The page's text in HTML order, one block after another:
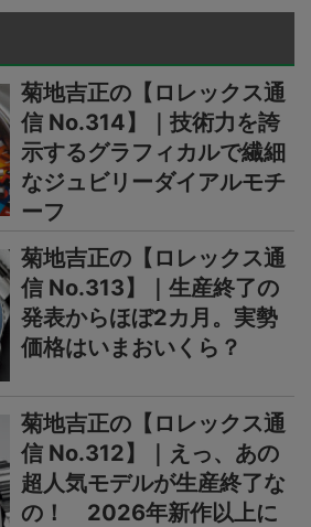
菊地吉正の【ロレックス通
信 No.314】｜技術力を誇
示するグラフィカルで繊細
なジュビリーダイアルモチ
ーフ
菊地吉正の【ロレックス通
信 No.313】｜生産終了の
発表からほぼ2カ月。実勢
価格はいまおいくら？
菊地吉正の【ロレックス通
信 No.312】｜えっ、あの
超人気モデルが生産終了な
の！ 2026年新作以上に